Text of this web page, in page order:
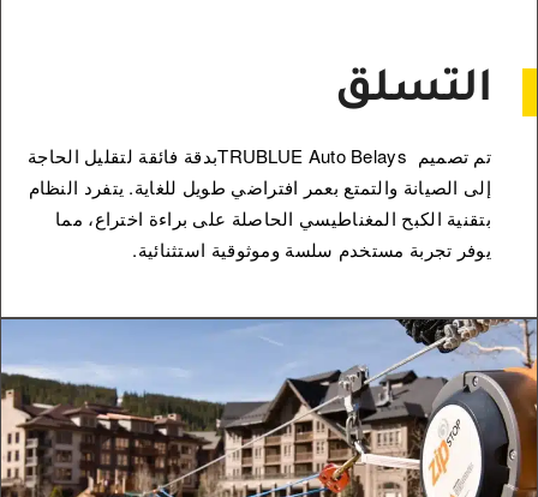
التسلق
تم تصميم TRUBLUE Auto Belaysبدقة فائقة لتقليل الحاجة
إلى الصيانة والتمتع بعمر افتراضي طويل للغاية. يتفرد النظام
بتقنية الكبح المغناطيسي الحاصلة على براءة اختراع، مما
يوفر تجربة مستخدم سلسة وموثوقية استثنائية.